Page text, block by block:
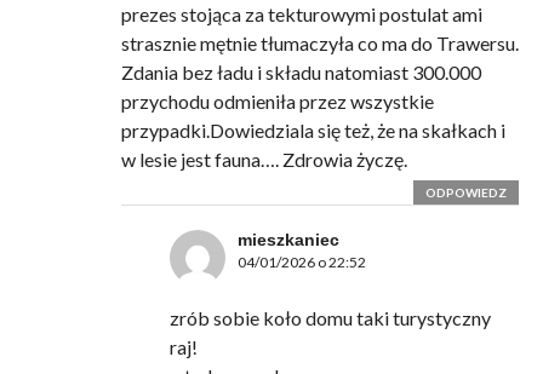
prezes stojąca za tekturowymi postulat ami
strasznie mętnie tłumaczyła co ma do Trawersu.
Zdania bez ładu i składu natomiast 300.000
przychodu odmieniła przez wszystkie
przypadki.Dowiedziala się też, że na skałkach i
w lesie jest fauna…. Zdrowia życzę.
ODPOWIEDZ
mieszkaniec
04/01/2026 o 22:52
zrób sobie koło domu taki turystyczny
raj!